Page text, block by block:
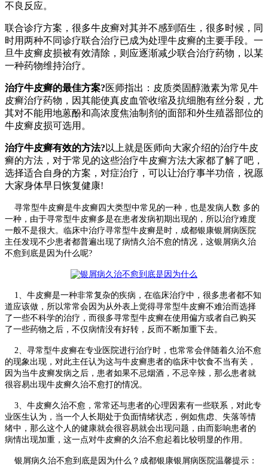
不良反应。
联合诊疗方案，很多牛皮癣对其并不感到陌生，很多时候，同
时用两种不同诊疗联合治疗已成为处理牛皮癣的主要手段。一
旦牛皮癣皮损被有效清除，则应逐渐减少联合治疗药物，以某
一种药物维持治疗。
治疗牛皮癣的最佳方案?医师指出：皮质类固醇激素为常见牛
皮癣治疗药物，因其能使真皮血管收缩及抗细胞有丝分裂，尤
其对不能用地蒽酚和高浓度焦油制剂的面部和外生殖器部位的
牛皮癣皮损可选用。
治疗牛皮癣有效的方法? 以上就是医师向大家介绍的治疗牛皮
癣的方法，对于常见的这些治疗牛皮癣方法大家都了解了吧，
选择适合自身的方案，对症治疗，可以让治疗事半功倍，祝愿
大家身体早日恢复健康!
寻常型牛皮癣是牛皮癣四大类型中常见的一种，也是发病人数 多的
一种，由于寻常型牛皮癣多是在患者发病初期出现的，所以治疗难度
一般不是很大。临床中治疗寻常型牛皮癣是时，成都银康银屑病医院
主任发现不少患者都普遍出现了病情久治不愈的情况，这银屑病久治
不愈到底是因为什么呢?
1、牛皮癣是一种非常复杂的疾病，在临床治疗中，很多患者都不知
道应该做，所以常常会因为从外表上觉得寻常型牛皮癣不难治而选择
了一些不科学的治疗，而很多寻常型牛皮癣在使用偏方或者自己购买
了一些药物之后，不仅病情没有好转，反而不断加重下去。
2、寻常型牛皮癣在专业医院进行治疗时，也常常会伴随着久治不愈
的现象出现，对此主任认为这与牛皮癣患者的临床中饮食不当有关，
因为当牛皮癣发病之后，患者如果不忌烟酒，不忌辛辣，那么患者就
很容易出现牛皮癣久治不愈打的情况。
3、牛皮癣久治不愈，常常还与患者的心理因素有一些联系，对此专
业医生认为，当一个人长期处于负面情绪状态，例如焦虑、失落等情
绪中，那么这个人的健康就会很容易就会出现问题，由而影响患者的
病情出现加重，这一点对牛皮癣的久治不愈起着比较明显的作用。
银屑病久治不愈到底是因为什么？成都银康银屑病医院温馨提示：